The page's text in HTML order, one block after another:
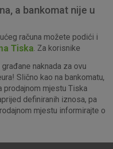
a bankomat nije u
računa možete podići i
Tiska . Za korisnike
naknada za ovu
Slično kao na bankomatu,
mjestu Tiska
definiranih iznosa, pa
mjestu informirajte o
internetske stranice i
radnje koje uključuju zahtjev
kolačića. Svoj preglednik
stranice neće raditi. Ti
koje bi vas mogle